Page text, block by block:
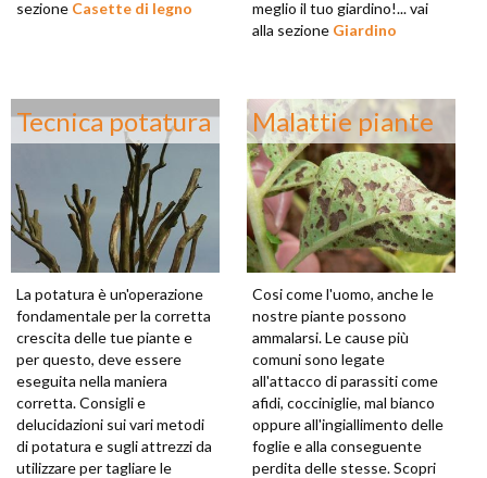
sezione Casette di legno
meglio il tuo giardino!... vai
alla sezione Giardino
Tecnica potatura
La potatura è un'operazione
fondamentale per la corretta
crescita delle tue piante e
per questo, deve essere
eseguita nella maniera
corretta. Consigli e
delucidazioni sui vari metodi
di potatura e sugli attrezzi da
utilizzare per tagliare le
Malattie piante
Cosi come l'uomo, anche le
nostre piante possono
ammalarsi. Le cause più
comuni sono legate
all'attacco di parassiti come
afidi, cocciniglie, mal bianco
oppure all'ingiallimento delle
foglie e alla conseguente
perdita delle stesse. Scopri